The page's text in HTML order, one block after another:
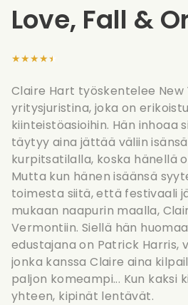
Love, Fall &
★★★★★
Claire Hart työskentelee New
yritysjuristina, joka on
kiinteistöasioihin. Hän inhoaa
täytyy aina jättää väliin
kurpitsatilalla, koska hänellä
Mutta kun hänen isäänsä
toimesta siitä, että festivaali
mukaan naapurin maalla,
Vermontiin. Siellä hän
edustajana on Patrick Harris,
jonka kanssa Claire aina
paljon komeampi... Kun kaksi
yhteen, kipinät lentävät.